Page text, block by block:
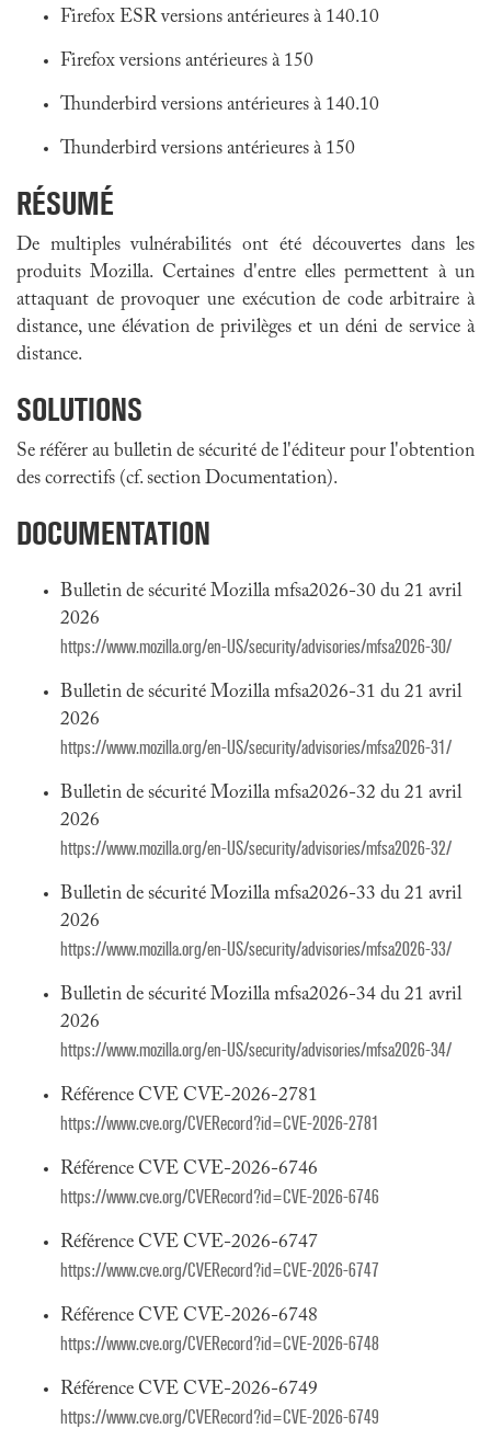
Firefox ESR versions antérieures à 140.10
Firefox versions antérieures à 150
Thunderbird versions antérieures à 140.10
Thunderbird versions antérieures à 150
RÉSUMÉ
De multiples vulnérabilités ont été découvertes dans les
produits Mozilla. Certaines d'entre elles permettent à un
attaquant de provoquer une exécution de code arbitraire à
distance, une élévation de privilèges et un déni de service à
distance.
SOLUTIONS
Se référer au bulletin de sécurité de l'éditeur pour l'obtention
des correctifs (cf. section Documentation).
DOCUMENTATION
Bulletin de sécurité Mozilla mfsa2026-30 du 21 avril
2026
https://www.mozilla.org/en-US/security/advisories/mfsa2026-30/
Bulletin de sécurité Mozilla mfsa2026-31 du 21 avril
2026
https://www.mozilla.org/en-US/security/advisories/mfsa2026-31/
Bulletin de sécurité Mozilla mfsa2026-32 du 21 avril
2026
https://www.mozilla.org/en-US/security/advisories/mfsa2026-32/
Bulletin de sécurité Mozilla mfsa2026-33 du 21 avril
2026
https://www.mozilla.org/en-US/security/advisories/mfsa2026-33/
Bulletin de sécurité Mozilla mfsa2026-34 du 21 avril
2026
https://www.mozilla.org/en-US/security/advisories/mfsa2026-34/
Référence CVE CVE-2026-2781
https://www.cve.org/CVERecord?id=CVE-2026-2781
Référence CVE CVE-2026-6746
https://www.cve.org/CVERecord?id=CVE-2026-6746
Référence CVE CVE-2026-6747
https://www.cve.org/CVERecord?id=CVE-2026-6747
Référence CVE CVE-2026-6748
https://www.cve.org/CVERecord?id=CVE-2026-6748
Référence CVE CVE-2026-6749
https://www.cve.org/CVERecord?id=CVE-2026-6749